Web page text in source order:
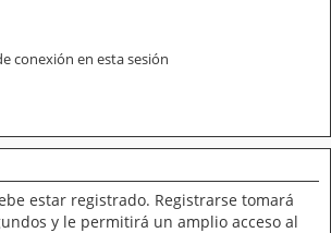
conexión en esta sesión
estar registrado. Registrarse tomará
y le permitirá un amplio acceso al